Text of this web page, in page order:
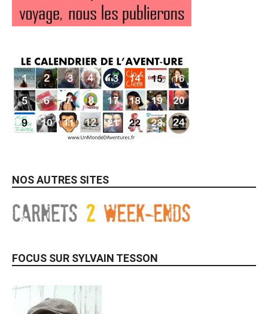
NOS AUTRES SITES
FOCUS SUR SYLVAIN TESSON